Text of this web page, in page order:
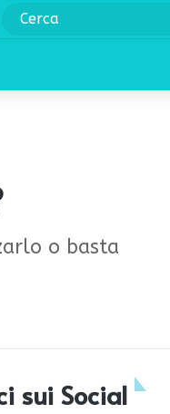
o basta
sui Social